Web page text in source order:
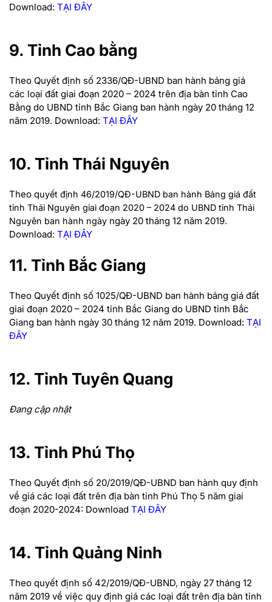
Download: TẠI ĐÂY
9. Tỉnh Cao bằng
Theo Quyết định số 2336/QĐ-UBND ban hành bảng giá
các loại đất giai đoạn 2020 – 2024 trên địa bàn tỉnh Cao
Bằng do UBND tỉnh Bắc Giang ban hành ngày 20 tháng 12
năm 2019. Download: TẠI ĐÂY
10. Tỉnh Thái Nguyên
Theo quyết định 46/2019/QĐ-UBND ban hành Bảng giá đất
tỉnh Thái Nguyên giai đoạn 2020 – 2024 do UBND tỉnh Thái
Nguyên ban hành ngày ngày 20 tháng 12 năm 2019.
Download: TẠI ĐÂY
11. Tỉnh Bắc Giang
Theo Quyết định số 1025/QĐ-UBND ban hành bảng giá đất
giai đoạn 2020 – 2024 tỉnh Bắc Giang do UBND tỉnh Bắc
Giang ban hành ngày 30 tháng 12 năm 2019. Download: TẠI
ĐÂY
12. Tỉnh Tuyên Quang
Đang cập nhật
13. Tỉnh Phú Thọ
Theo Quyết định số 20/2019/QĐ-UBND ban hành quy định
về giá các loại đất trên địa bàn tỉnh Phú Thọ 5 năm giai
đoạn 2020-2024: Download TẠI ĐÂY
14. Tỉnh Quảng Ninh
Theo quyết định số 42/2019/QĐ-UBND, ngày 27 tháng 12
năm 2019 về việc quy định giá các loại đất trên địa bàn tỉnh